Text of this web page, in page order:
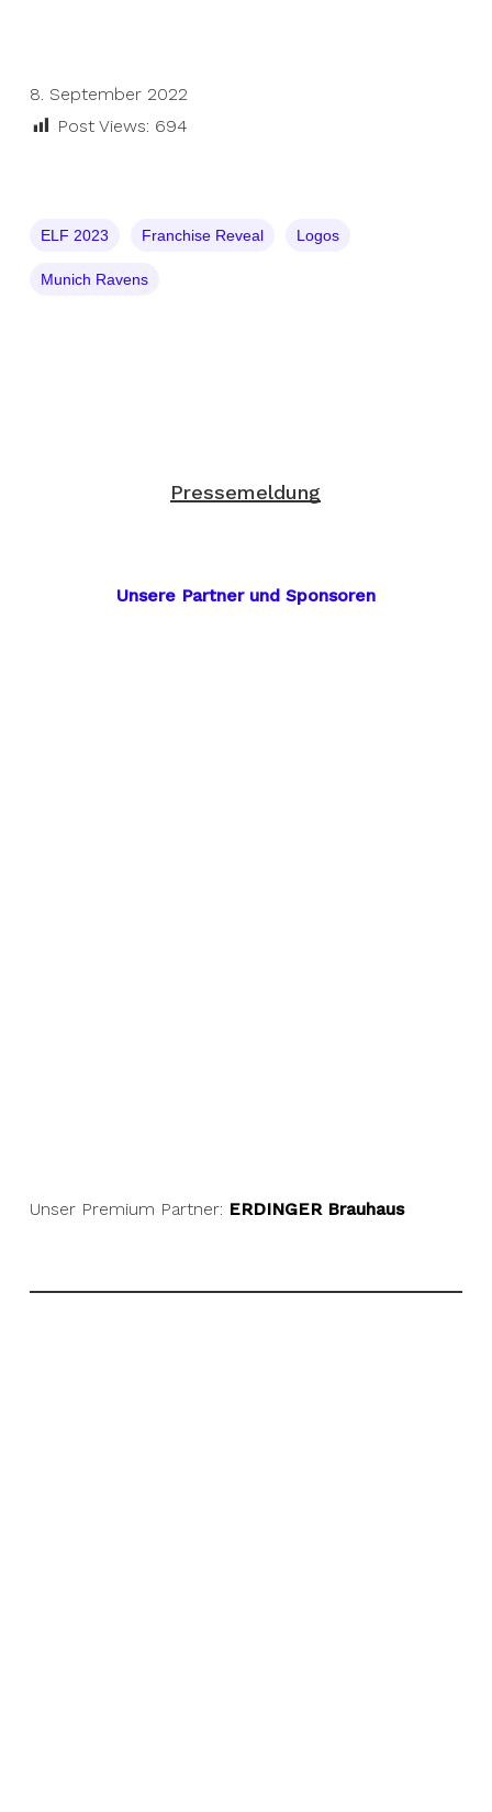
8. September 2022
Post Views: 694
ELF 2023 Franchise Reveal Logos
Munich Ravens
Pressemeldung
Unsere Partner und Sponsoren
Unser Premium Partner: ERDINGER Brauhaus